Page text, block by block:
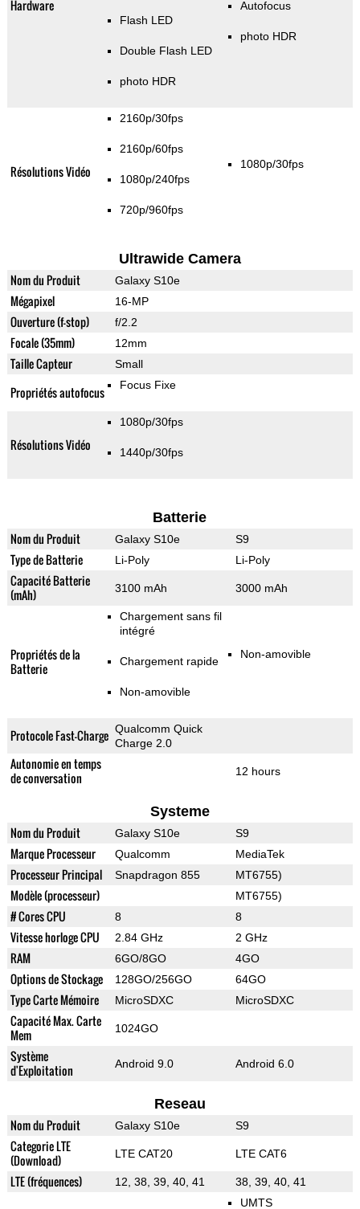
Hardware
Flash LED
Double Flash LED
photo HDR
Autofocus
photo HDR
Résolutions Vidéo
2160p/30fps
2160p/60fps
1080p/240fps
720p/960fps
1080p/30fps
Ultrawide Camera
Nom du Produit Galaxy S10e
Mégapixel 16-MP
Ouverture (f-stop) f/2.2
Focale (35mm) 12mm
Taille Capteur Small
Propriétés autofocus Focus Fixe
Résolutions Vidéo
1080p/30fps
1440p/30fps
Batterie
Nom du Produit Galaxy S10e S9
Type de Batterie Li-Poly Li-Poly
Capacité Batterie
(mAh)
3100 mAh 3000 mAh
Propriétés de la
Batterie
Chargement sans fil
intégré
Chargement rapide
Non-amovible
Non-amovible
Protocole Fast-Charge Qualcomm Quick
Charge 2.0
Autonomie en temps
de conversation
12 hours
Systeme
Nom du Produit Galaxy S10e S9
Marque Processeur Qualcomm MediaTek
Processeur Principal Snapdragon 855 MT6755)
Modèle (processeur) MT6755)
# Cores CPU 8 8
Vitesse horloge CPU 2.84 GHz 2 GHz
RAM 6GO/8GO 4GO
Options de Stockage 128GO/256GO 64GO
Type Carte Mémoire MicroSDXC MicroSDXC
Capacité Max. Carte
Mem
1024GO
Système
d'Exploitation
Android 9.0 Android 6.0
Reseau
Nom du Produit Galaxy S10e S9
Categorie LTE
(Download)
LTE CAT20 LTE CAT6
LTE (fréquences) 12, 38, 39, 40, 41 38, 39, 40, 41
UMTS